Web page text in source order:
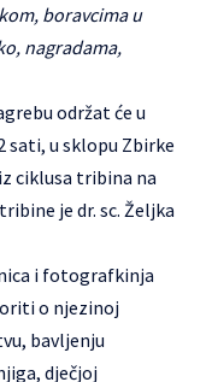
boravcima u
nagradama,
održat će u
sati, u sklopu Zbirke
ciklusa tribina na
je dr. sc. Željka
i fotografkinja
o njezinoj
bavljenju
dječjoj